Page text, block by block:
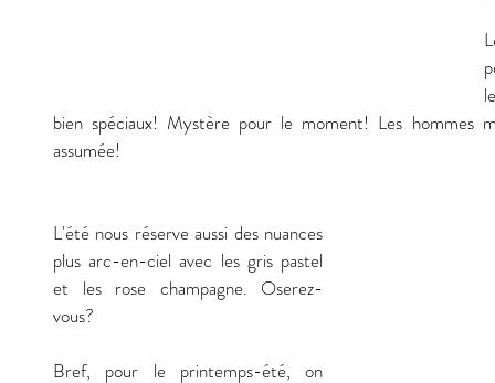
bien spéciaux! Mystère pour le moment! Les hommes
assumée!
L'été nous réserve aussi des nuances
plus arc-en-ciel avec les gris pastel
et les rose champagne. Oserez-
vous?
Bref, pour le printemps-été, on